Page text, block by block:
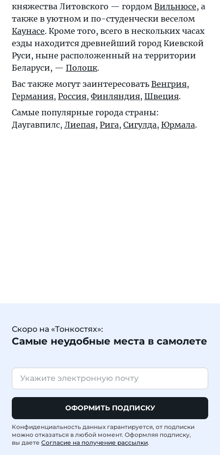
княжества Литовского — гордом Вильнюсе, а
также в уютном и по-студенчески веселом
Каунасе. Кроме того, всего в нескольких часах
езды находится древнейший город Киевской
Руси, ныне расположенный на территории
Беларуси, — Полоцк.
Вас также могут заинтересовать Венгрия,
Германия, Россия, Финляндия, Швеция.
Самые популярные города страны:
Даугавпилс, Лиепая, Рига, Сигулда, Юрмала.
Скоро на «Тонкостях»:
Самые неудобные места в самолете
ОФОРМИТЬ ПОДПИСКУ
Конфиденциальность данных гарантируется, от подписки
можно отказаться в любой момент. Оформляя подписку,
вы даете Согласие на получение рассылки.